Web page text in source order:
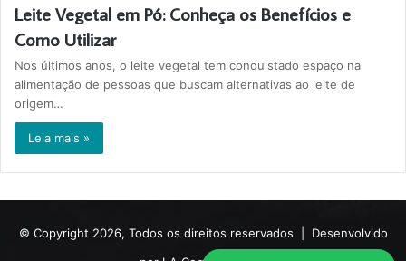
Leite Vegetal em Pó: Conheça os Benefícios e
Como Utilizar
Nos últimos anos, o leite vegetal tem conquistado espaço na
alimentação de pessoas que buscam alternativas ao leite de
origem…
Leia mais »
© Copyright 2026, Todos os direitos reservados | Desenvolvido